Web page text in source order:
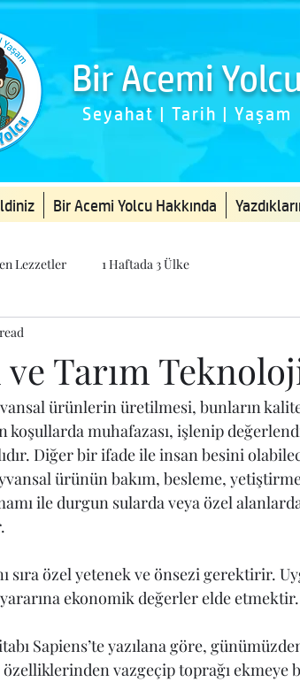
Bir Acemi
Seyahat | Tarih | Yaşam
Bir Acemi Yolcu Hakkında
Lezzetler 1 Haftada 3 Ülke
Tarım
ürünlerin üretilmesi, bunların
muhafazası, işlenip
Diğer bir ifade ile insan besini
ürünün bakım, besleme,
ile durgun sularda veya özel
sıra özel yetenek ve önsezi gerektirir.
ekonomik değerler elde etmektir.
Sapiens’te yazılana göre,
özelliklerinden vazgeçip toprağı ekmeye